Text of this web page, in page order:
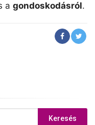
a gondoskodásról.
Keresés